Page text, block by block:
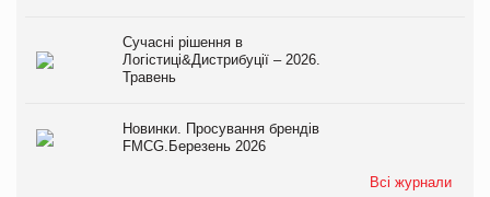
Сучасні рішення в
Логістиці&Дистрибуції – 2026.
Травень
Новинки. Просування брендів
FMCG.Березень 2026
Всі журнали